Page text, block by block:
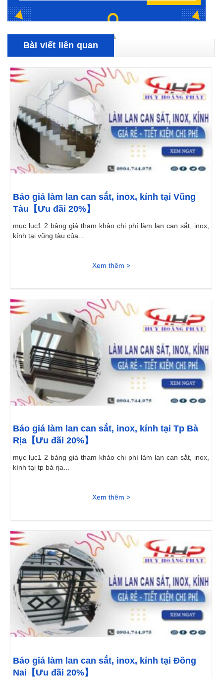
Bài viết liên quan
Báo giá làm lan can sắt, inox, kính tại Vũng
Tàu【Ưu đãi 20%】
mục lục1 2 bảng giá tham khảo chi phí làm lan can sắt, inox,
kính tại vũng tàu của...
Xem thêm >
Báo giá làm lan can sắt, inox, kính tại Tp Bà
Rịa【Ưu đãi 20%】
mục lục1 2 bảng giá tham khảo chi phí làm lan can sắt, inox,
kính tại tp bà rịa...
Xem thêm >
Báo giá làm lan can sắt, inox, kính tại Đồng
Nai【Ưu đãi 20%】